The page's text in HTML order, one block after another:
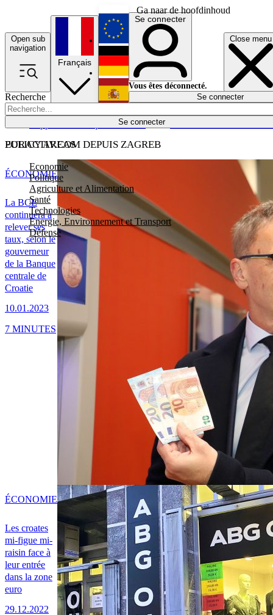
Ga naar de hoofdinhoud
Open sub
navigation
Close menu
Recherche
Se connecter
POLICY AREAS
Economie
Politique
Agriculture et Alimentation
Santé
Technologies
Energie, Environnement et Transport
Défense
Économie
Français
English
Deutsch
Español
Se connecter
Vous êtes déconnecté.
Se connecter
EURACTIV.COM DEPUIS ZAGREB
La BCE
continuera à
relever ses
taux, selon le
gouverneur
de la Banque
centrale de
Croatie
10.01.2023
ÉCONOMIE
7 MINUTES
Les croates
mi-figue mi-
raisin face à
leur entrée
dans la zone
euro
29.12.2022
ÉCONOMIE